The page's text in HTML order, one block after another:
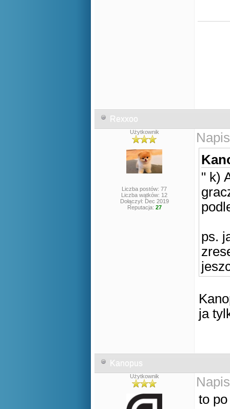
Rexxoo
Użytkownik
Liczba postów: 77
Liczba wątków: 12
Dołączył: Dec 2019
Reputacja: 27
" k)
ps.
ja
Kanopus
Użytkownik
to